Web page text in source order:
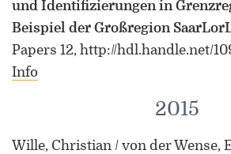
und Identifizierungen in
Beispiel der Großregion
Papers 12, http://hdl.handle.net/
Info
2015
Wille, Christian / von der Wense,